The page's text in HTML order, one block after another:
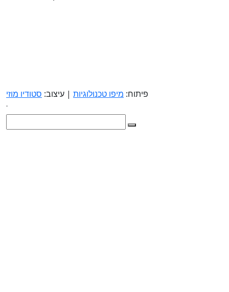
פיתוח: מיפו טכנולוגיות | עיצוב: סטודיו מוזי
.